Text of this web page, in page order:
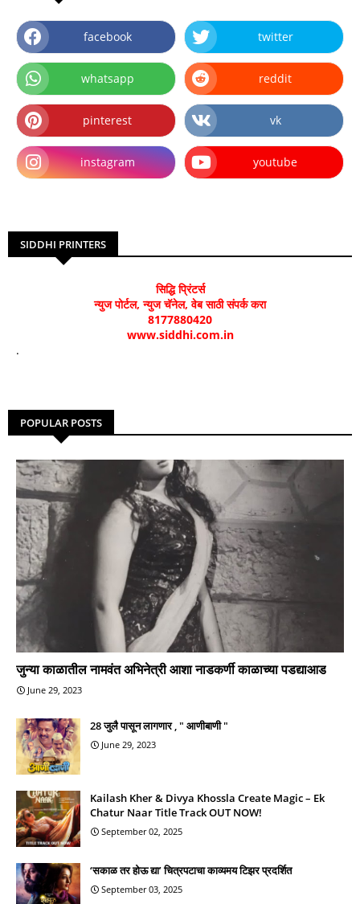
facebook twitter
whatsapp reddit
pinterest vk
instagram youtube
SIDDHI PRINTERS
सिद्धि प्रिंटर्स
न्युज पोर्टल, न्युज चॅनेल, वेब साठी संपर्क करा
8177880420
www.siddhi.com.in
.
POPULAR POSTS
जुन्या काळातील नामवंत अभिनेत्री आशा नाडकर्णी काळाच्या पडद्याआड
June 29, 2023
28 जुलै पासून लागणार , " आणीबाणी "
June 29, 2023
Kailash Kher & Divya Khossla Create Magic – Ek
Chatur Naar Title Track OUT NOW!
September 02, 2025
‘सकाळ तर होऊ द्या’ चित्रपटाचा काव्यमय टिझर प्रदर्शित
September 03, 2025